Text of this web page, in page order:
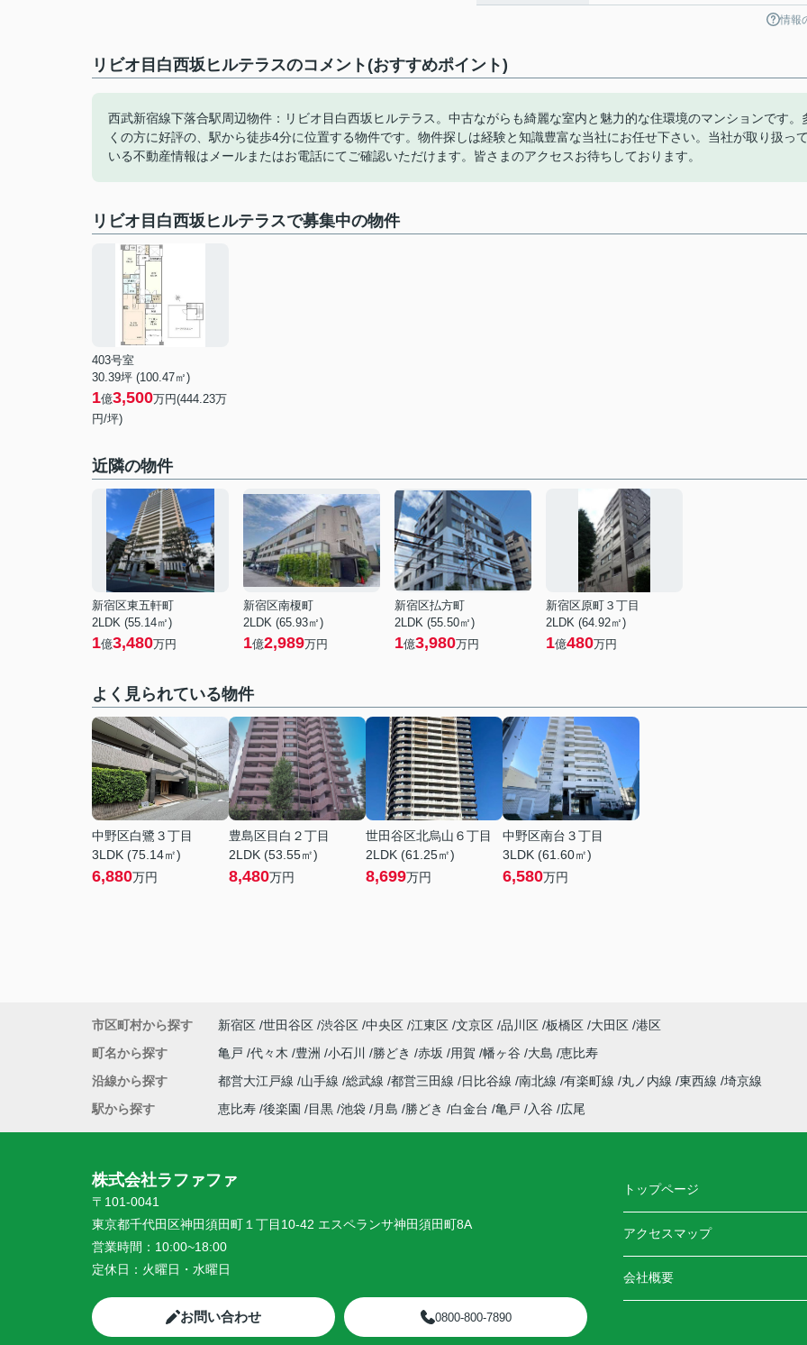
情報
リビオ目白西坂ヒルテラスのコメント(おすすめポイント)
西武新宿線下落合駅周辺物件：リビオ目白西坂ヒルテラス。中古ながらも綺麗な室内と魅力的な住環境のマンションです。
くの方に好評の、駅から徒歩4分に位置する物件です。物件探しは経験と知識豊富な当社にお任せ下さい。当社が取り扱っ
いる不動産情報はメールまたはお電話にてご確認いただけます。皆さまのアクセスお待ちしております。
リビオ目白西坂ヒルテラスで募集中の物件
403号室
30.39坪 (100.47㎡)
1億3,500万円(444.23万
円/坪)
近隣の物件
新宿区東五軒町
2LDK (55.14㎡)
1億3,480万円
新宿区南榎町
2LDK (65.93㎡)
1億2,989万円
新宿区払方町
2LDK (55.50㎡)
1億3,980万円
新宿区原町３丁目
2LDK (64.92㎡)
1億480万円
よく見られている物件
中野区白鷺３丁目
3LDK (75.14㎡)
6,880万円
豊島区目白２丁目
2LDK (53.55㎡)
8,480万円
世田谷区北烏山６丁目
2LDK (61.25㎡)
8,699万円
中野区南台３丁目
3LDK (61.60㎡)
6,580万円
市区町村から探す 新宿区 世田谷区 渋谷区 中央区 江東区 文京区 品川区 板橋区 大田区 港区
町名から探す
亀戸 代々木 豊洲 小石川 勝どき 赤坂 用賀 幡ヶ谷 大島 恵比寿
沿線から探す
都営大江戸線 山手線 総武線 都営三田線 日比谷線 南北線 有楽町線 丸ノ内線 東西線 埼京線
駅から探す
恵比寿 後楽園 目黒 池袋 月島 勝どき 白金台 亀戸 入谷 広尾
株式会社ラファファ
〒101-0041
東京都千代田区神田須田町１丁目10-42 エスペランサ神田須田町8A
営業時間： 10:00~18:00
定休日： 火曜日・水曜日
お問い合わせ 0800-800-7890
トップページ
アクセスマップ
会社概要